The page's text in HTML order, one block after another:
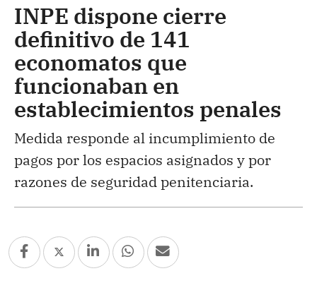
INPE dispone cierre
definitivo de 141
economatos que
funcionaban en
establecimientos penales
Medida responde al incumplimiento de
pagos por los espacios asignados y por
razones de seguridad penitenciaria.